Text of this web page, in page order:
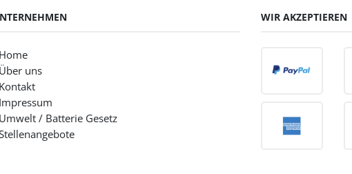
Home
Über uns
Kontakt
Impressum
Umwelt / Batterie Gesetz
WIR AKZEPTIEREN